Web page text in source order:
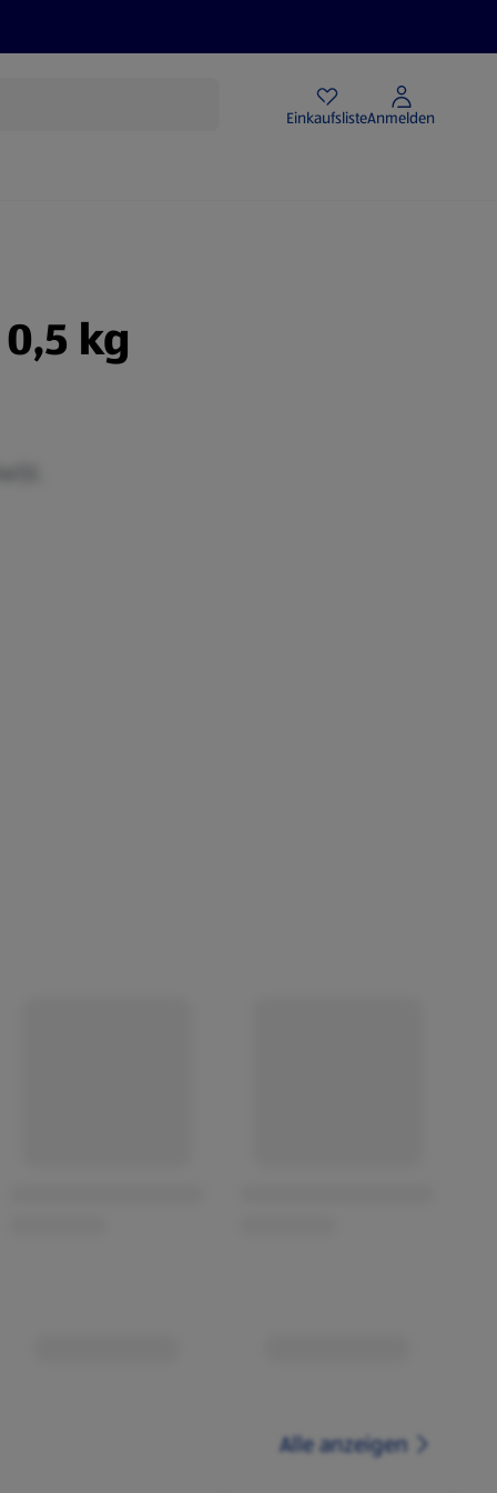
EinkaufslisteAnmelden
kg
Alle anzeigen